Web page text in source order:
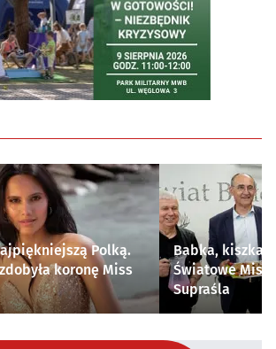
Polką.
koronę Miss
Babka, kiszka i
Światowe
Supraśla